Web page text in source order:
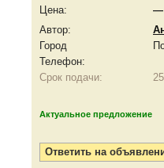
Цена:
—
Автор:
Город
Телефон:
Срок подачи:
Актуальное предложение